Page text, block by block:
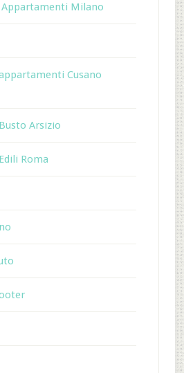
Milano
Cusano
Arsizio
Roma